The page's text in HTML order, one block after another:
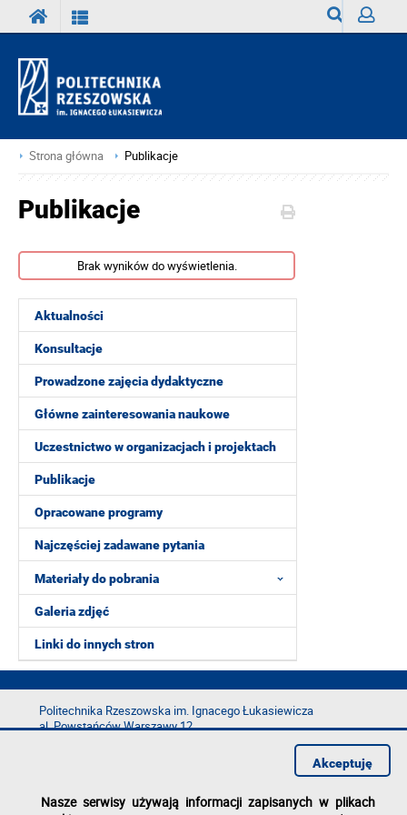
Strona główna Publikacje
Aktualności
Konsultacje
Prowadzone zajęcia dydaktyczne
Główne zainteresowania naukowe
Uczestnictwo w organizacjach i projektach
Publikacje
Opracowane programy
Najczęściej zadawane pytania
Materiały do pobrania
Galeria zdjęć
Linki do innych stron
Publikacje
Brak wyników do wyświetlenia.
Politechnika Rzeszowska im. Ignacego Łukasiewicza
al. Powstańców Warszawy 12
e-mail:kancelaria@prz.edu.pl
Nasze serwisy używają informacji zapisanych w plikach
Akceptuję